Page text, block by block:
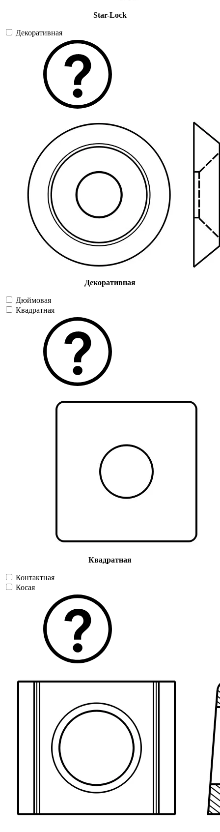
Star-Lock
Декоративная
Декоративная
Дюймовая
Квадратная
Квадратная
Контактная
Косая